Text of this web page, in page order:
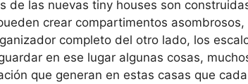
de las nuevas tiny houses son
crear compartimentos
completo del otro lado, los
en ese lugar algunas cosas,
que generan en estas casas que